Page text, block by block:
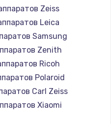
Zeiss
Leica
Samsung
Zenith
Ricoh
Polaroid
Carl Zeiss
Xiaomi